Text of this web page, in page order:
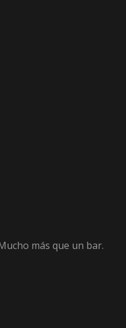
más que un bar.